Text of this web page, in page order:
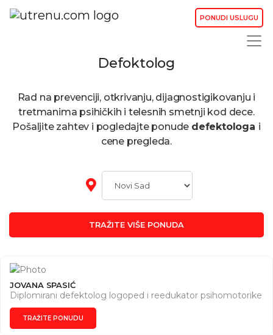
PONUDI USLUGU
Defoktolog
Rad na prevenciji, otkrivanju, dijagnostigikovanju i
tretmanima psihičkih i telesnih smetnji kod dece.
Pošaljite zahtev i pogledajte ponude defektologa i
cene pregleda.
TRAŽITE VIŠE PONUDA
JOVANA SPASIĆ
Diplomirani defektolog logoped i reedukator psihomotorike
TRAŽITE PONUDU